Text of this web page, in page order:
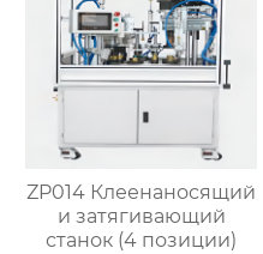
ZP014 Клеенаносящий
и затягивающий
станок (4 позиции)